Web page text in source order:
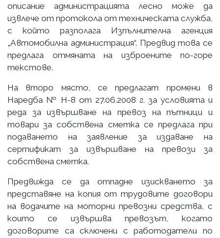
описание администрацията лесно може да
извлече от протокола от техническата служба,
с който разполага Изпълнителна агенция
„Автомобилна администрация“. Предвид това се
предлага отмяната на изброените по-горе
текстове.
На второ място, се предлагат промени в
Наредба № Н-8 от 27.06.2008 г. за условията и
реда за извършване на превоз на пътници и
товари за собствена сметка се предлага при
подаването на заявление за издаване на
сертификат за извършване на превози за
собствена сметка.
Предвижда се да отпадне изискването за
представяне на копия от трудовите договори
на водачите на моторни превозни средства, с
които се извършва превозът, когато
договорите са сключени с работодатели по